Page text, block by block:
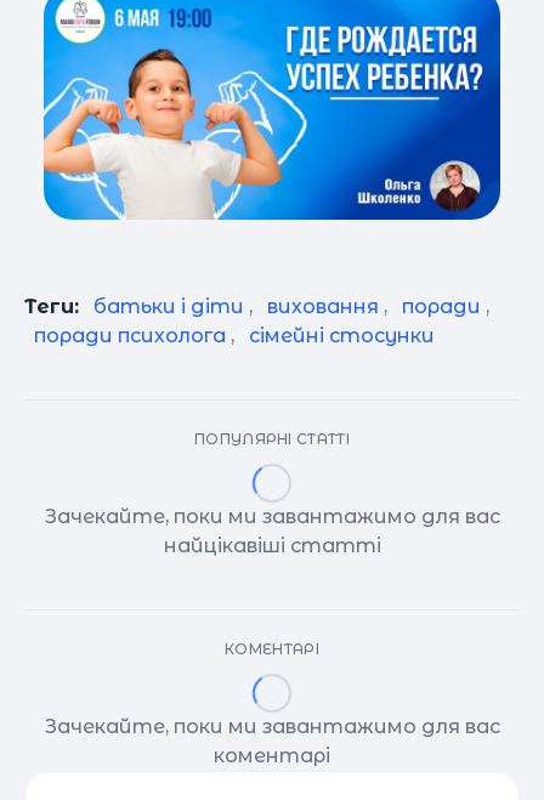
Теги: батьки і діти , виховання , поради ,
поради психолога , сімейні стосунки
ПОПУЛЯРНІ СТАТТІ
Зачекайте, поки ми завантажимо для вас
найцікавіші статті
КОМЕНТАРІ
Зачекайте, поки ми завантажимо для вас
коментарі